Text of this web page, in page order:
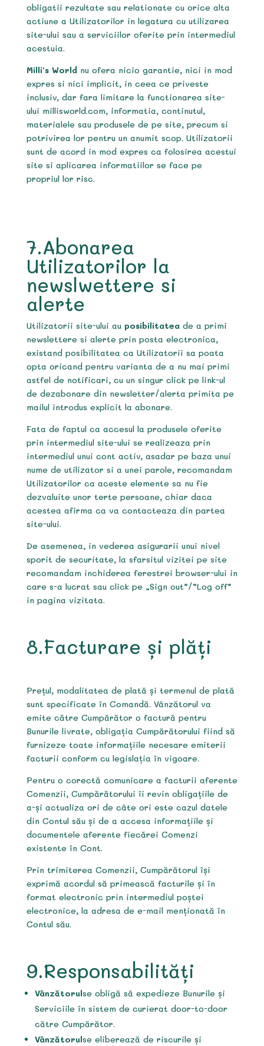
obligatii rezultate sau relationate cu orice alta
actiune a Utilizatorilor in legatura cu utilizarea
site-ului sau a serviciilor oferite prin intermediul
acestuia.
Milli’s Worldnu ofera nicio garantie, nici in mod
expres si nici implicit, in ceea ce priveste
inclusiv, dar fara limitare la functionarea site-
ului millisworld.com, informatia, continutul,
materialele sau produsele de pe site, precum si
potrivirea lor pentru un anumit scop. Utilizatorii
sunt de acord in mod expres ca folosirea acestui
site si aplicarea informatiilor se face pe
propriul lor risc.
7.Abonarea
Utilizatorilor la
newslwettere si
alerte
Utilizatorii site-ului au posibilitateade a primi
newslettere si alerte prin posta electronica,
existand posibilitatea ca Utilizatorii sa poata
opta oricand pentru varianta de a nu mai primi
astfel de notificari, cu un singur click pe link-ul
de dezabonare din newsletter/alerta primita pe
mailul introdus explicit la abonare.
Fata de faptul ca accesul la produsele oferite
prin intermediul site-ului se realizeaza prin
intermediul unui cont activ, asadar pe baza unui
nume de utilizator si a unei parole, recomandam
Utilizatorilor ca aceste elemente sa nu fie
dezvaluite unor terte persoane, chiar daca
acestea afirma ca va contacteaza din partea
site-ului.
De asemenea, in vederea asigurarii unui nivel
sporit de securitate, la sfarsitul vizitei pe site
recomandam inchiderea ferestrei browser-ului in
care s-a lucrat sau click pe „Sign out”/”Log off”
in pagina vizitata.
8.Facturare și plăți
Prețul, modalitatea de plată și termenul de plată
sunt specificate în Comandă. Vânzătorul va
emite către Cumpărător o factură pentru
Bunurile livrate, obligația Cumpărătorului fiind să
furnizeze toate informațiile necesare emiterii
facturii conform cu legislația în vigoare.
Pentru o corectă comunicare a facturii aferente
Comenzii, Cumpărătorului îi revin obligațiile de
a-și actualiza ori de câte ori este cazul datele
din Contul său și de a accesa informațiile și
documentele aferente fiecărei Comenzi
existente în Cont.
Prin trimiterea Comenzii, Cumpărătorul își
exprimă acordul să primească facturile și în
format electronic prin intermediul poștei
electronice, la adresa de e-mail menționată în
Contul său.
9.Responsabilități
Vânzătorulse obligă să expedieze Bunurile și
Serviciile în sistem de curierat door-to-door
către Cumpărător.
Vânzătorulse eliberează de riscurile și